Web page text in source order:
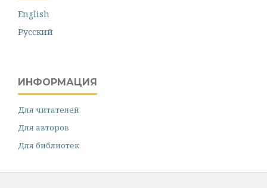
English
Русский
ИНФОРМАЦИЯ
Для читателей
Для авторов
Для библиотек